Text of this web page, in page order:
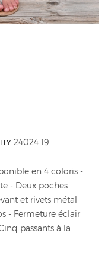
24024 19
en 4 coloris -
- Deux poches
et rivets métal
- Fermeture éclair
passants à la